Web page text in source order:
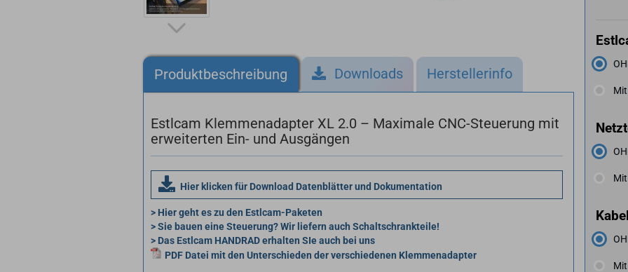
Mit
Produktbeschreibung Downloads Herstellerinfo
Estlcam Klemmenadapter XL 2.0 – Maximale CNC-Steuerung mit
erweiterten Ein- und Ausgängen
Hier klicken für Download Datenblätter und Dokumentation
> Hier geht es zu den Estlcam-Paketen
> Sie bauen eine Steuerung? Wir liefern auch Schaltschrankteile!
> Das Estlcam HANDRAD erhalten SIe auch bei uns
PDF Datei mit den Unterschieden der verschiedenen Klemmenadapter